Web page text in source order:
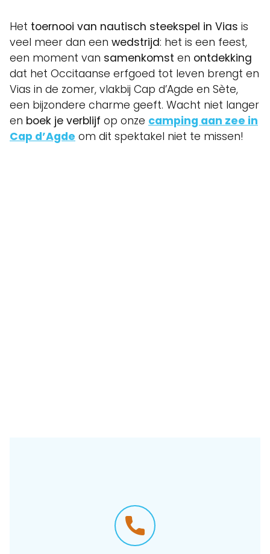
Het toernooi van nautisch steekspel in Vias is
veel meer dan een wedstrijd: het is een feest,
een moment van samenkomst en ontdekking
dat het Occitaanse erfgoed tot leven brengt en
Vias in de zomer, vlakbij Cap d’Agde en Sète,
een bijzondere charme geeft. Wacht niet langer
en boek je verblijf op onze camping aan zee in
Cap d’Agde om dit spektakel niet te missen!